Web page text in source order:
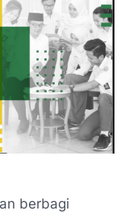
berbagi